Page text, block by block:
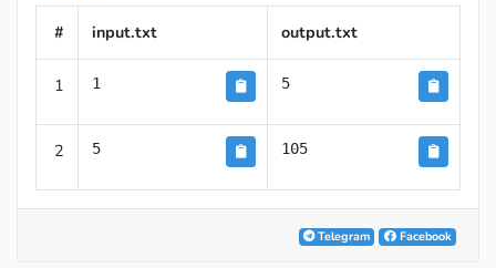
# input.txt output.txt
1 1 5
2 5 105
Telegram Facebook